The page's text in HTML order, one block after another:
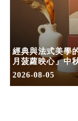
經典與法式美學
月菠蘿映心」中
2026-08-05